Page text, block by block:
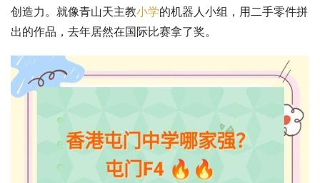
创造力。就像青山天主教小学的机器人小组，用二手零件拼
出的作品，去年居然在国际比赛拿了奖。